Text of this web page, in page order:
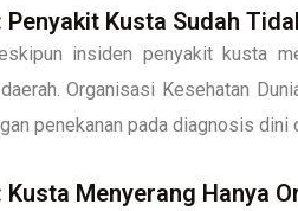
Penyakit Kusta Sudah
insiden penyakit kusta
Organisasi Kesehatan
penekanan pada diagnosis dini
Kusta Menyerang Hanya